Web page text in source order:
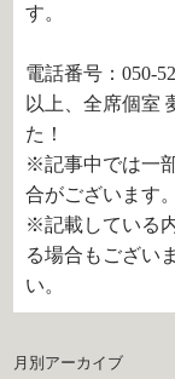
す。
電話番号：050-
以上、全席個室
た！
※記事中では一
合がございます。
※記載している
る場合もござい
い。
月別アーカイブ